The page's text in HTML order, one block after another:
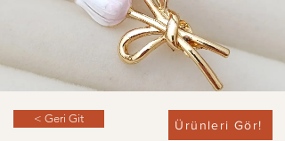
< Geri Git Ürünleri Gör!